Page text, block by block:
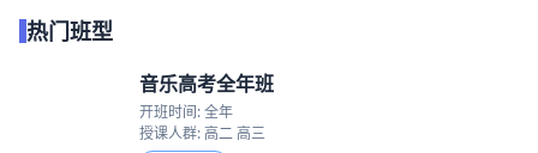
热门班型
音乐高考全年班
开班时间: 全年
授课人群: 高二 高三